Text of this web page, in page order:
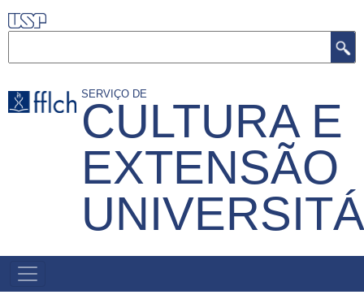
Pular
para
principal
SERVIÇO DE
CULTURA E
EXTENSÃO
MENU
PRIMÁRIO